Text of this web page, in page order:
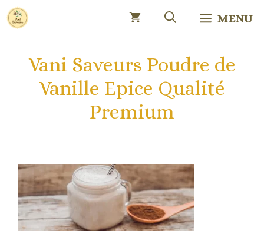
Aller
au
MENU
Vani Saveurs Poudre de
Vanille Epice Qualité
Premium